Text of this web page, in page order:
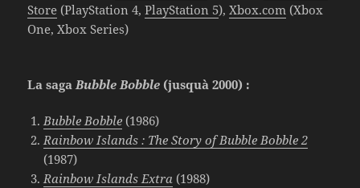
Store (PlayStation 4,PlayStation 5),Xbox.com (Xbox
One, Xbox Series)
La sagaBubble Bobble (jusquà 2000) :
Bubble Bobble (1986)
Rainbow Islands : The Story of Bubble Bobble 2
(1987)
Rainbow Islands Extra (1988)